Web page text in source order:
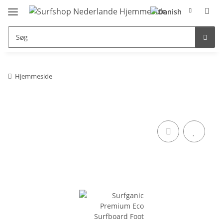
Hjemmeside